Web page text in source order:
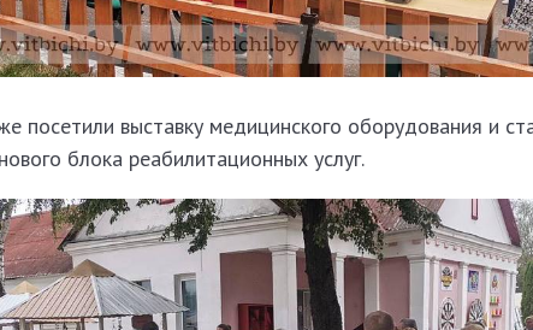
посетили выставку медицинского оборудования и
блока реабилитационных услуг.